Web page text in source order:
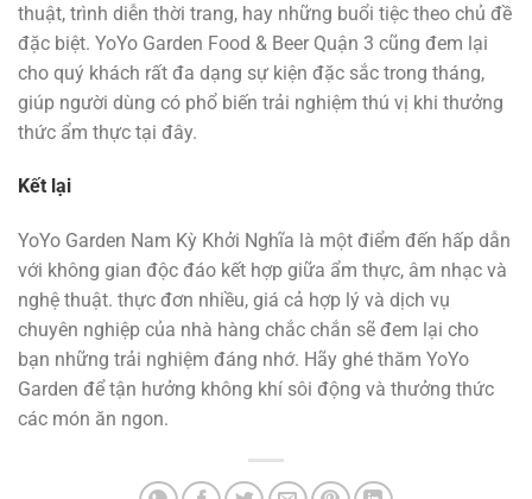
thuật, trình diễn thời trang, hay những buổi tiệc theo chủ đề
đặc biệt. YoYo Garden Food & Beer Quận 3 cũng đem lại
cho quý khách rất đa dạng sự kiện đặc sắc trong tháng,
giúp người dùng có phổ biến trải nghiệm thú vị khi thưởng
thức ẩm thực tại đây.
Kết lại
YoYo Garden Nam Kỳ Khởi Nghĩa là một điểm đến hấp dẫn
với không gian độc đáo kết hợp giữa ẩm thực, âm nhạc và
nghệ thuật. thực đơn nhiều, giá cả hợp lý và dịch vụ
chuyên nghiệp của nhà hàng chắc chắn sẽ đem lại cho
bạn những trải nghiệm đáng nhớ. Hãy ghé thăm YoYo
Garden để tận hưởng không khí sôi động và thưởng thức
các món ăn ngon.